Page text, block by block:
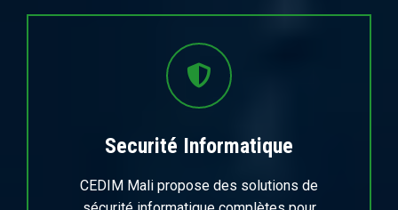
Securité Informatique
CEDIM Mali propose des solutions de